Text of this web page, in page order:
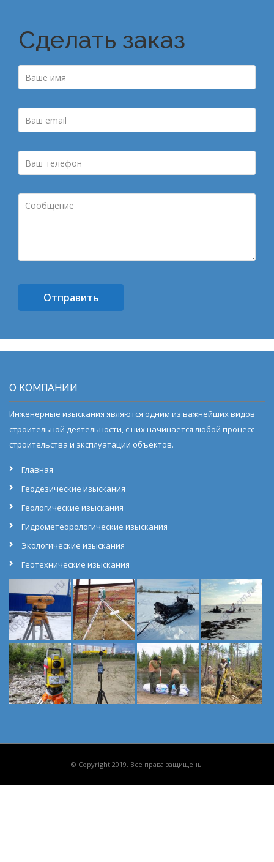
Сделать заказ
О КОМПАНИИ
Инженерные изыскания являются одним из важнейших видов
строительной деятельности, с них начинается любой процесс
строительства и эксплуатации объектов.
Главная
Геодезические изыскания
Геологические изыскания
Гидрометеорологические изыскания
Экологические изыскания
Геотехнические изыскания
© Copyright 2019. Все права защищены